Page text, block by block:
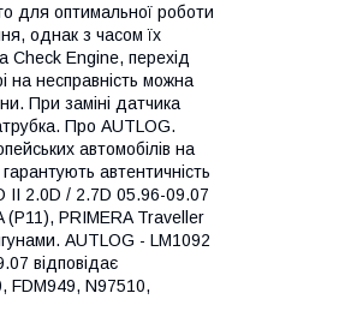
для оптимальної роботи
однак з часом їх
Check Engine, перехід
на несправність можна
При заміні датчика
Про AUTLOG.
автомобілів на
автентичність
II 2.0D / 2.7D 05.96-09.07
(P11), PRIMERA Traveller
AUTLOG - LM1092
відповідає
FDM949, N97510,